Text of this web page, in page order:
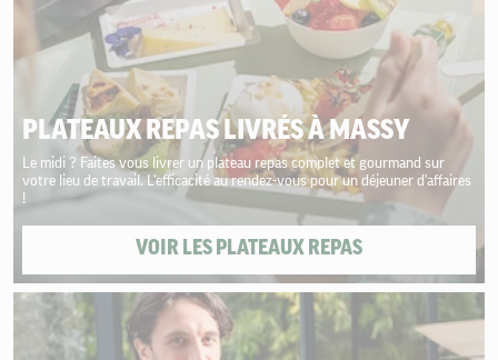
PLATEAUX REPAS LIVRÉS À MASSY
Le midi ? Faites vous livrer un plateau repas complet et gourmand sur
votre lieu de travail. L'efficacité au rendez-vous pour un déjeuner d'affaires
!
VOIR LES PLATEAUX REPAS